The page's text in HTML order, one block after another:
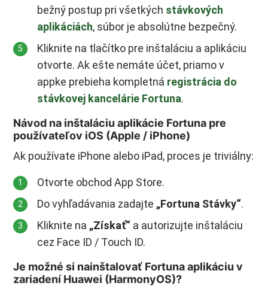
bežný postup pri všetkých stávkových
aplikáciách, súbor je absolútne bezpečný.
Kliknite na tlačítko pre inštaláciu a aplikáciu
otvorte. Ak ešte nemáte účet, priamo v
appke prebieha kompletná registrácia do
stávkovej kancelárie Fortuna.
Návod na inštaláciu aplikácie Fortuna pre
používateľov iOS (Apple / iPhone)
Ak používate iPhone alebo iPad, proces je triviálny:
Otvorte obchod App Store.
Do vyhľadávania zadajte „Fortuna Stávky“.
Kliknite na „Získať“ a autorizujte inštaláciu
cez Face ID / Touch ID.
Je možné si nainštalovať Fortuna aplikáciu v
zariadení Huawei (HarmonyOS)?